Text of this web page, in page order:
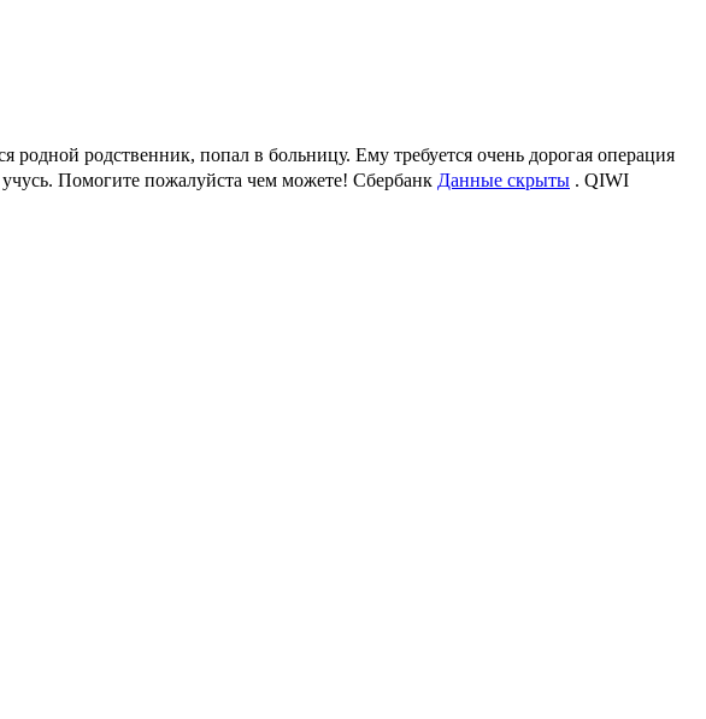
родственник, попал в больницу. Ему требуется очень дорогая операция
Помогите пожалуйста чем можете! Сбербанк Данные скрыты . QIWI